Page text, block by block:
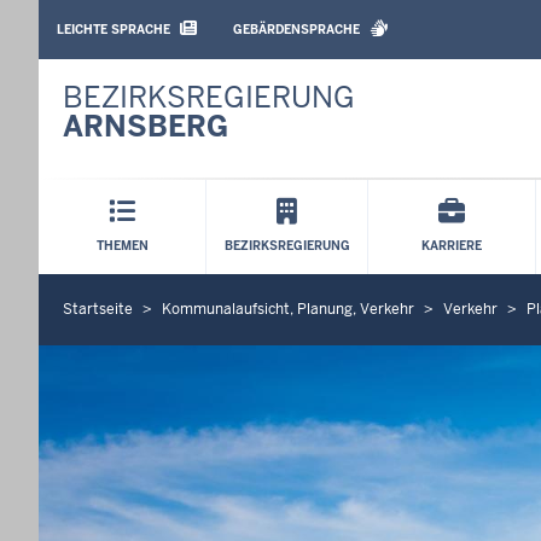
SPRACHEN
LEICHTE SPRACHE GEBÄRDENSPRACHE
BEZIRKSREGIERUNG
ARNSBERG
Hauptmenü
THEMEN BEZIRKSREGIERUNG KARRIERE
S
i
e
f
n
Startseite Kommunalaufsicht, Planung, Verkehr Verkehr